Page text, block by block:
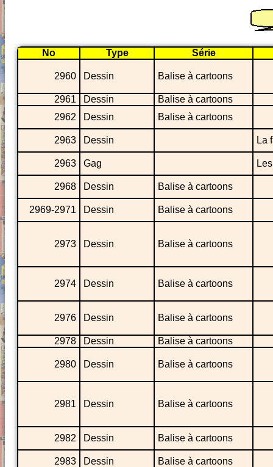
No Type Série
2960 Dessin Balise à cartoons
2961 Dessin
Balise à cartoons
2962
Dessin Balise à cartoons
2963 Dessin La
2963 Gag
2968 Dessin Balise à cartoons
2969-2971 Dessin Balise à cartoons
2973 Dessin Balise à cartoons
2974 Dessin Balise à cartoons
2976 Dessin Balise à cartoons
2978 Dessin Balise à cartoons
2980 Dessin Balise à cartoons
2981 Dessin Balise à cartoons
2982 Dessin Balise à cartoons
2983 Dessin Balise à cartoons